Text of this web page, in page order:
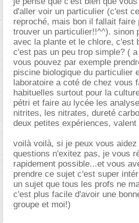
d'aller voir un particulier (c'est
reproché, mais bon il fallait faire
trouver un particulier!!^^). sinon
avec la plante et le chlore, c'est
c'est pas un peu trop simple? (
vous pouvez par exemple
piscine biologique du particulier
laboratoire a coté de chez vous
habituelles surtout pour la
pétri et faire au lycée les
nitrites, les nitrates, dureté
deux petites expériences, valent
voilà voilà, si je peux vous
questions n'exitez pas, je vous
rapidement possible...et vous
prendre ce sujet c'est super
un sujet que tous les profs ne
c'est plus facile d'avoir une
groupe et moi!)